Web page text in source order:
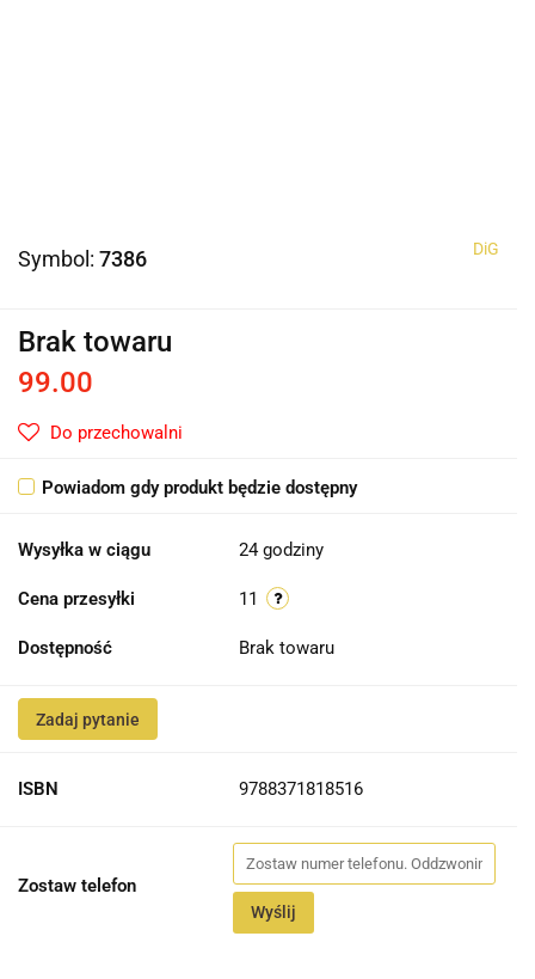
Symbol: 7386 DiG
Brak towaru
99.00
Do przechowalni
Powiadom gdy produkt będzie dostępny
Wysyłka w ciągu 24 godziny
Cena przesyłki 11
Dostępność Brak towaru
Zadaj pytanie
ISBN 9788371818516
Zostaw telefon
Wyślij